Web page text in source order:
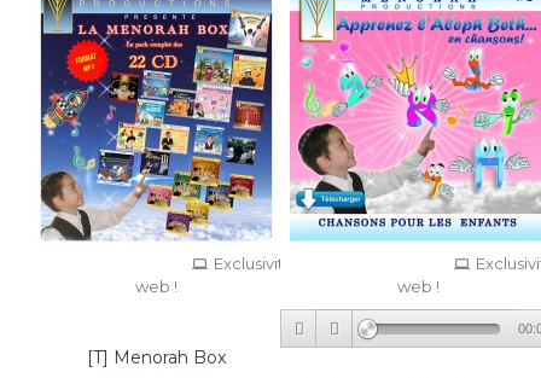
Exclusivité
web !
[T] Menorah Box
web !